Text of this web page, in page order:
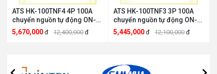
ATS HK-100TNF4 4P 100A
chuyển nguồn tự động ON-
OFF-ON HANKWANGHK
HANKWANG HK-100TNF4
5,670,000 đ 12,400,000 đ
ATS HK-100TNF3 3P 100A
chuyển nguồn tự động ON-
OFF-ON HANKWANGHK
HANKWANG HK-100TNF3
5,445,000 đ 12,100,000 đ